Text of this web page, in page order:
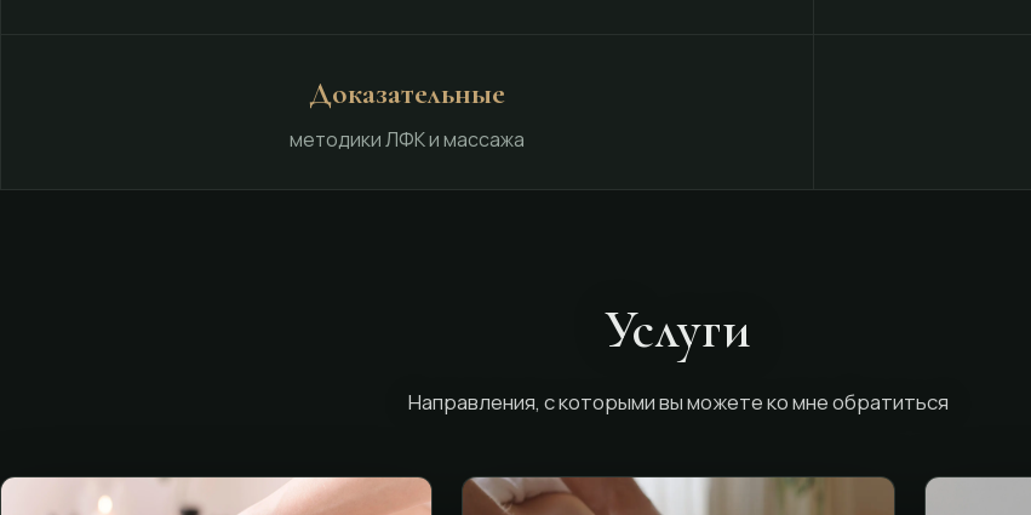
Доказательные
методики ЛФК и массажа
Услуги
Направления, с которыми вы можете ко мне обратиться